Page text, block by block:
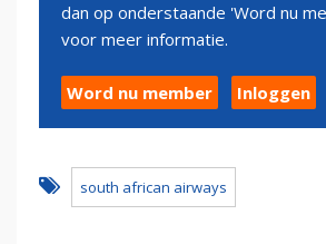
dan op onderstaande 'Word nu
voor meer informatie.
Word nu member Inloggen
south african airways